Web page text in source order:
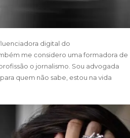
digital do
me considero uma formadora de
o jornalismo. Sou advogada
quem não sabe, estou na vida